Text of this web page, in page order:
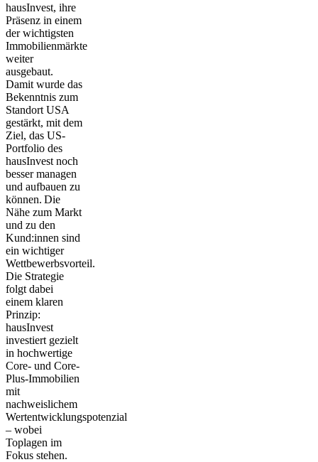
hausInvest, ihre
Präsenz in einem
der wichtigsten
Immobilienmärkte
weiter
ausgebaut.
Damit wurde das
Bekenntnis zum
Standort USA
gestärkt, mit dem
Ziel, das US-
Portfolio des
hausInvest noch
besser managen
und aufbauen zu
können. Die
Nähe zum Markt
und zu den
Kund:innen sind
ein wichtiger
Wettbewerbsvorteil.
Die Strategie
folgt dabei
einem klaren
Prinzip:
hausInvest
investiert gezielt
in hochwertige
Core- und Core-
Plus-Immobilien
mit
nachweislichem
Wertentwicklungspotenzial
– wobei
Toplagen im
Fokus stehen.